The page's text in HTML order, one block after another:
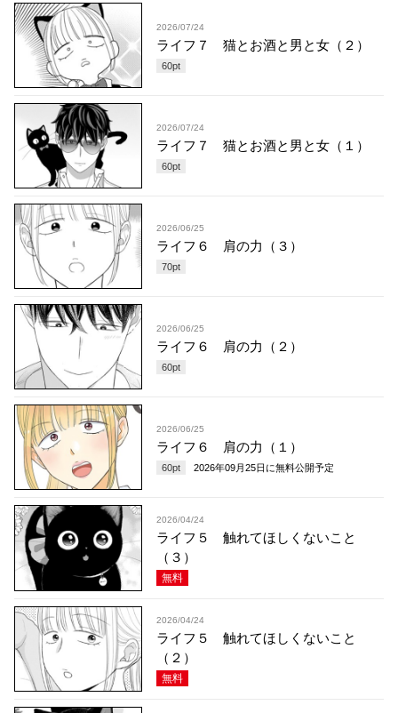
2026/07/24
ライフ７ 猫とお酒と男と女（２）
60pt
2026/07/24
ライフ７ 猫とお酒と男と女（１）
60pt
2026/06/25
ライフ６ 肩の力（３）
70pt
2026/06/25
ライフ６ 肩の力（２）
60pt
2026/06/25
ライフ６ 肩の力（１）
60pt 2026年09月25日 に無料公開予定
2026/04/24
ライフ５ 触れてほしくないこと
（３）
無料
2026/04/24
ライフ５ 触れてほしくないこと
（２）
無料